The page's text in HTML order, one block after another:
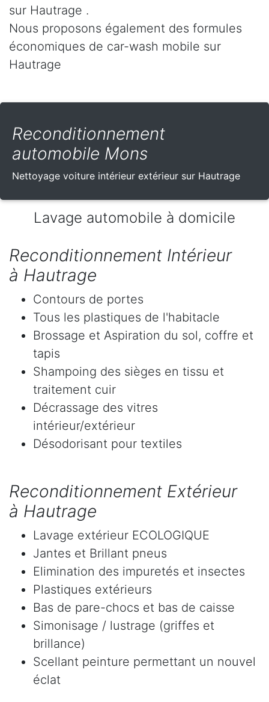
sur Hautrage .
Nous proposons également des formules
économiques de car-wash mobile sur
Hautrage
Reconditionnement
automobile Mons
Nettoyage voiture intérieur extérieur sur Hautrage
Lavage automobile à domicile
Reconditionnement Intérieur
à Hautrage
Contours de portes
Tous les plastiques de l'habitacle
Brossage et Aspiration du sol, coffre et
tapis
Shampoing des sièges en tissu et
traitement cuir
Décrassage des vitres
intérieur/extérieur
Désodorisant pour textiles
Reconditionnement Extérieur
à Hautrage
Lavage extérieur ECOLOGIQUE
Jantes et Brillant pneus
Elimination des impuretés et insectes
Plastiques extérieurs
Bas de pare-chocs et bas de caisse
Simonisage / lustrage (griffes et
brillance)
Scellant peinture permettant un nouvel
éclat